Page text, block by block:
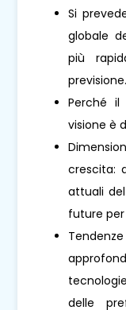
Si
globale
più
previsione.
Perché
visione è
crescita:
attuali
future per
delle